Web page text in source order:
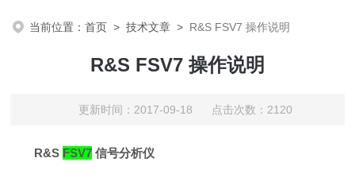
当前位置：首页 >技术文章 > R&S FSV7 操作说明
R&S FSV7 操作说明
更新时间：2017-09-18 点击次数：2120
R&S FSV7 信号分析仪